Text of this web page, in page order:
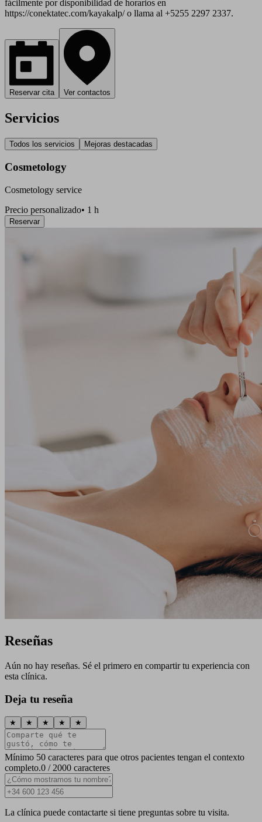
fácilmente por disponibilidad de horarios en
https://conektatec.com/kayakalp/ o llama al +5255 2297 2337.
Reservar cita Ver contactos
Servicios
Todos los servicios Mejoras destacadas
Cosmetology
Cosmetology service
Precio personalizado• 1 h
Reservar
Reseñas
Aún no hay reseñas. Sé el primero en compartir tu experiencia con
esta clínica.
Deja tu reseña
★ ★ ★ ★ ★
Mínimo 50 caracteres para que otros pacientes tengan el contexto
completo.0 / 2000 caracteres
La clínica puede contactarte si tiene preguntas sobre tu visita.